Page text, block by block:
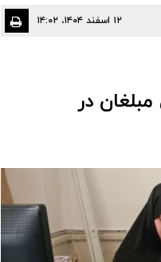
۱۲ اسفند ۱۴۰۴، ۱۴:۰۲
در